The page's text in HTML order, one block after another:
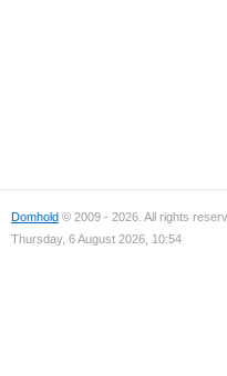
Domhold © 2009 - 2026. All rights
Thursday, 6 August 2026, 10:54